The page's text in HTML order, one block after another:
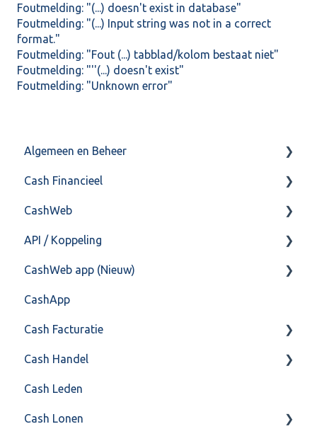
Foutmelding: "(...) doesn't exist in database"
Foutmelding: "(...) Input string was not in a correct
format."
Foutmelding: "Fout (...) tabblad/kolom bestaat niet"
Foutmelding: "''(...) doesn't exist"
Foutmelding: "Unknown error"
Algemeen en Beheer
Bank(koppeling)
Import/Export
Postbus
Training & Consultancy
Overig
Cash Financieel
Boekhoud
Fiscaal
Overig
CashWeb
CashHero Layout
Mailen vanuit CASHWeb
Algemeen gebruik
API / Koppeling
Algemeen
Api 3.0 (SOAP API)
API 4.0 (REST API)
CashWeb app (Nieuw)
Veel gestelde vragen
CashApp
Cash Facturatie
Factureren
Instellingen
Algemeen
Cash Handel
Inkoop
Verkoop
Cash Leden
Cash Lonen